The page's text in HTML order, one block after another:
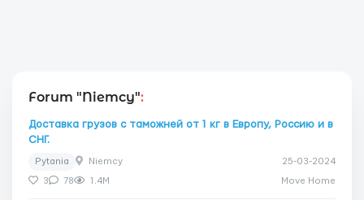
Forum "Niemcy":
Доставка грузов с таможней от 1 кг в Европу, Россию и в
СНГ.
Pytania Niemcy 25-03-2024
3 78 1.4M Move Home